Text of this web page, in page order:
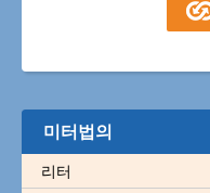
미터법의
리터